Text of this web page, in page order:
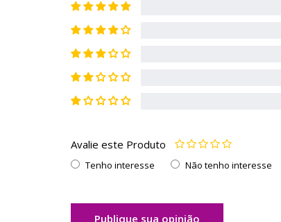
Avalie este Produto
Tenho interesse Não tenho interesse
Publique sua opinião